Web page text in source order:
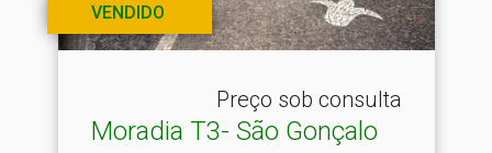
VENDIDO
Preço sob consulta
Moradia T3- São Gonçalo